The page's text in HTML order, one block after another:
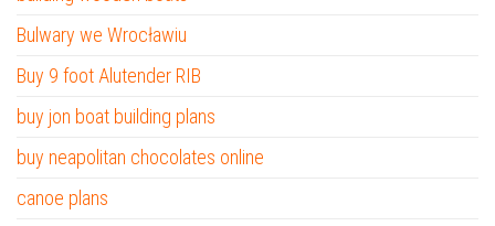
Bulwary we Wrocławiu
Buy 9 foot Alutender RIB
buy jon boat building plans
buy neapolitan chocolates online
canoe plans